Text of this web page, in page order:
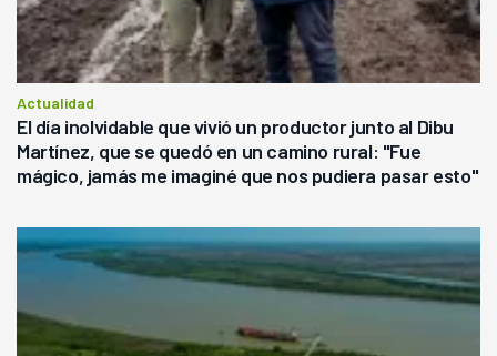
Actualidad
El día inolvidable que vivió un productor junto al Dibu
Martínez, que se quedó en un camino rural: "Fue
mágico, jamás me imaginé que nos pudiera pasar esto"